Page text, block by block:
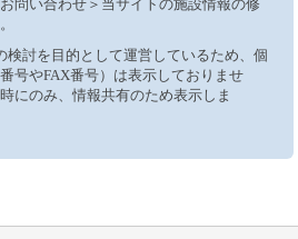
問い合わせ＞当サイトの施設情報の修
検討を目的として運営しているため、個
号やFAX番号）は表示しておりませ
にのみ、情報共有のため表示しま